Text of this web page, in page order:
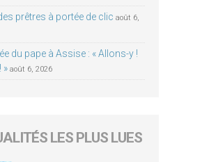
prêtres à portée de clic août 6,
du pape à Assise : « Allons-y !
» août 6, 2026
LES PLUS LUES